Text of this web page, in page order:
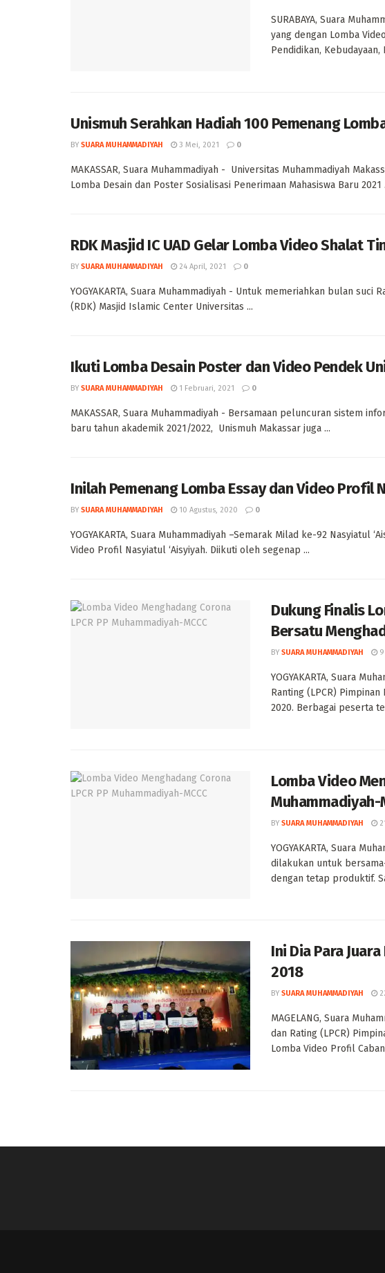
SURABAYA, Suara
yang dengan Lomba
Pendidikan, Kebudayaan,
Unismuh Serahkan Hadiah 100 Pemenang
BY SUARA MUHAMMADIYAH 3 Mei, 2021 0
MAKASSAR, Suara Muhammadiyah - Universitas Muhammadiyah
Lomba Desain dan Poster Sosialisasi Penerimaan Mahasiswa Baru 2021
RDK Masjid IC UAD Gelar Lomba Video Shalat
BY SUARA MUHAMMADIYAH 24 April, 2021 0
YOGYAKARTA, Suara Muhammadiyah - Untuk memeriahkan bulan suci
(RDK) Masjid Islamic Center Universitas ...
Ikuti Lomba Desain Poster dan Video Pendek
BY SUARA MUHAMMADIYAH 1 Februari, 2021 0
MAKASSAR, Suara Muhammadiyah - Bersamaan peluncuran sistem
baru tahun akademik 2021/2022, Unismuh Makassar juga ...
Inilah Pemenang Lomba Essay dan Video Profil
BY SUARA MUHAMMADIYAH 10 Agustus, 2020 0
YOGYAKARTA, Suara Muhammadiyah –Semarak Milad ke-92 Nasyiatul
Video Profil Nasyiatul ‘Aisyiyah. Diikuti oleh segenap ...
Dukung Finalis
Bersatu
BY SUARA MUHAMMADIYAH 9
YOGYAKARTA, Suara
Ranting (LPCR)
2020. Berbagai peserta
Lomba Video
Muhammadiyah-
BY SUARA MUHAMMADIYAH
YOGYAKARTA, Suara
dilakukan untuk
dengan tetap produktif.
Ini Dia Para
2018
BY SUARA MUHAMMADIYAH
MAGELANG, Suara
dan Rating (LPCR)
Lomba Video Profil